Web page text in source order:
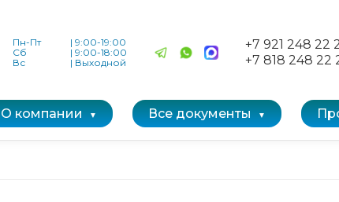
Пн-Пт | 9:00-19:00
Сб
| 9:00-18:00
Вс
| Выходной
+7 921 248 22
+7 818 248 22
О компании Все документы